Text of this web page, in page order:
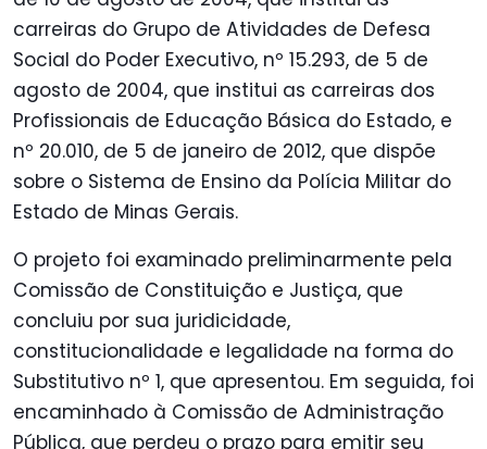
carreiras do Grupo de Atividades de Defesa
Social do Poder Executivo, nº 15.293, de 5 de
agosto de 2004, que institui as carreiras dos
Profissionais de Educação Básica do Estado, e
nº 20.010, de 5 de janeiro de 2012, que dispõe
sobre o Sistema de Ensino da Polícia Militar do
Estado de Minas Gerais.
O projeto foi examinado preliminarmente pela
Comissão de Constituição e Justiça, que
concluiu por sua juridicidade,
constitucionalidade e legalidade na forma do
Substitutivo nº 1, que apresentou. Em seguida, foi
encaminhado à Comissão de Administração
Pública, que perdeu o prazo para emitir seu